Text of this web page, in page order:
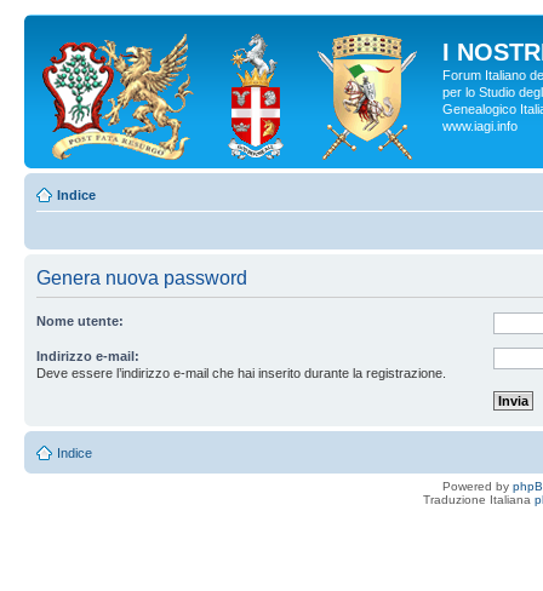
I
Forum Italiano
per lo Studio
Genealogico
www.iagi.info
Indice
Genera nuova password
Nome utente:
Indirizzo e-mail:
Deve essere l’indirizzo e-mail che hai inserito durante la registrazione.
Indice
Powered by
Traduzione Italiana